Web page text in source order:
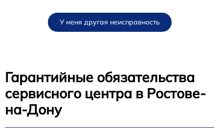
У меня другая неисправность
Гарантийные обязательства
сервисного центра в Ростове-
на-Дону